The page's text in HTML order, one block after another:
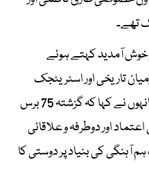
تھے۔
خوش آمدید کہتے ہوئے
تاریخی اور اسٹریٹجک
تعاون پر مبنی شراکت داری کو سراہا۔ انہوں نے کہا کہ گزشتہ 75 برس
اور دوطرفہ و علاقائی
آہنگی کی بنیاد پر دوستی کا